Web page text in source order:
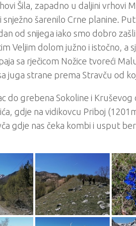
Šila, zapadno u daljini vrhovi
šarenilo Crne planine.
od snijega iako smo dobro
Veljim dolom južno i istočno, a
sa rječicom Nožice tvoreći
juga strane prema Stravču od
do grebena Sokoline i
gdje na vidikovcu Priboj
gdje nas čeka kombi i usput